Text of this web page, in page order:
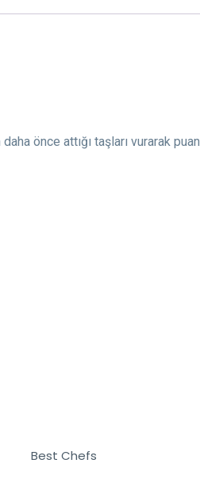
önce attığı taşları vurarak puan
Best Chefs